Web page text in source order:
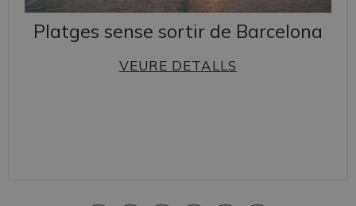
Platges sense sortir de Barcelona
VEURE DETALLS